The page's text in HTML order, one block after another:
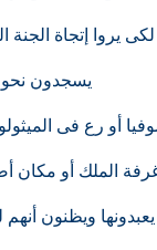
يروا إتجاة الجنة
يسجدون
أو رع فى
الملك أو مكان
ويظنون أنهم